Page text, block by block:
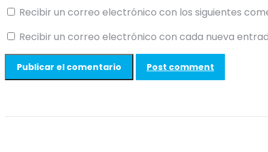
Recibir un correo electrónico con los siguientes
Recibir un correo electrónico con cada nueva
Post comment